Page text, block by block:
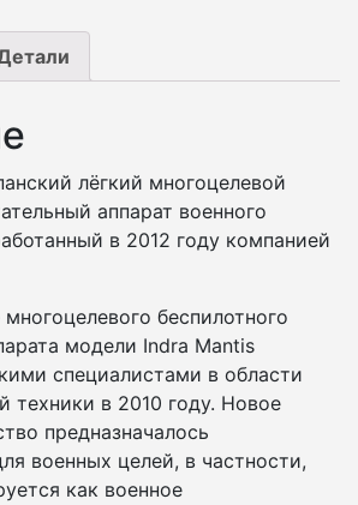
лёгкий многоцелевой
аппарат военного
в 2012 году компанией
беспилотного
модели Indra Mantis
специалистами в области
техники в 2010 году. Новое
предназначалось
военных целей, в частности,
как военное